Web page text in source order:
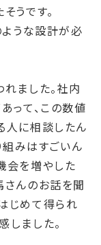
うです。
うな設計が必
ました。社内
って、この数値
人に相談したん
組みはすごいん
会を増やした
さんのお話を聞
じめて得られ
しました。